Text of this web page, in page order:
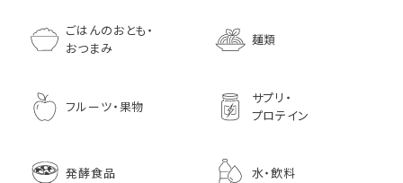
ごはんのおとも・
おつまみ
麺類
フルーツ・果物
サプリ・
プロテイン
発酵食品 水・飲料